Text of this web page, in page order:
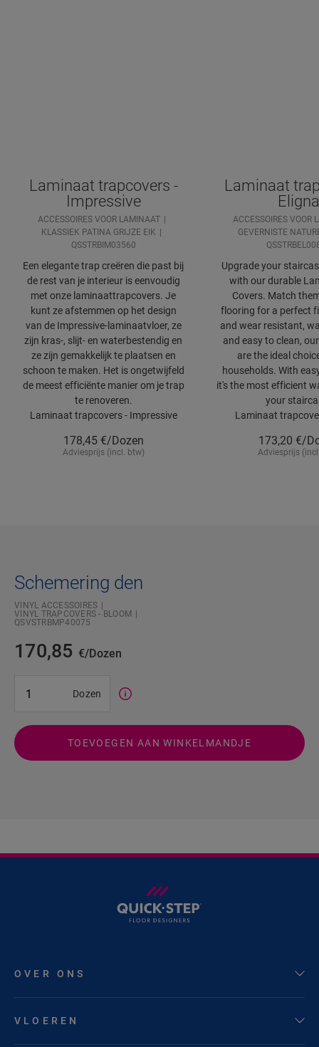
Laminaat trapcovers -
Impressive
ACCESSOIRES VOOR LAMINAAT
KLASSIEK PATINA GRIJZE EIK
QSSTRBIM03560
Een elegante trap creëren die past bij
de rest van je interieur is eenvoudig
met onze laminaattrapcovers. Je
kunt ze afstemmen op het design
van de Impressive-laminaatvloer, ze
zijn kras-, slijt- en waterbestendig en
ze zijn gemakkelijk te plaatsen en
schoon te maken. Het is ongetwijfeld
de meest efficiënte manier om je trap
te renoveren.
Laminaat trapcovers - Impressive
178,45 €/Dozen
Adviesprijs (incl. btw)
Laminaat
Eligna
ACCESSOIRES VOOR
GEVERNISTE
Upgrade your
with our durable
Covers. Match
flooring for a perfect
and wear resistant,
and easy to clean,
are the ideal
households. With
it's the most efficient
your
Laminaat
173,20 €/
Adviesprijs
Schemering den
VINYL ACCESSOIRES
VINYL TRAPCOVERS - BLOOM
QSVSTRBMP40075
170,85 €/Dozen
Dozen
TOEVOEGEN AAN WINKELMANDJE
OVER ONS
VLOEREN